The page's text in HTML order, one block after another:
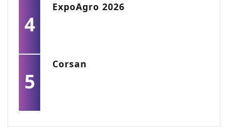
4
ExpoAgro 2026
5
Corsan